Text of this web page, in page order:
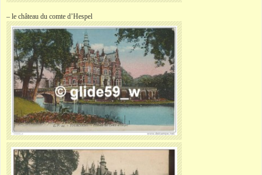
– le château du comte d’Hespel